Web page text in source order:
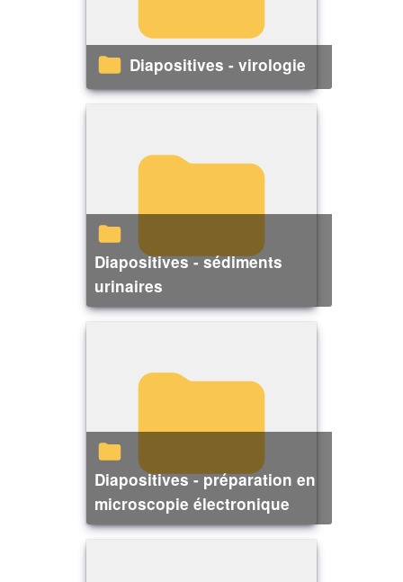
Diapositives - virologie
Diapositives - sédiments
urinaires
Diapositives - préparation en
microscopie électronique